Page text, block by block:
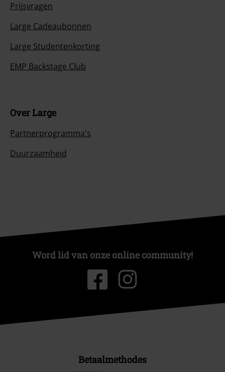
Prijsvragen
Large Cadeaubonnen
Large Studentenkorting
EMP Backstage Club
Over Large
Partnerprogramma's
Duurzaamheid
Word lid van onze online community!
Betaalmethodes